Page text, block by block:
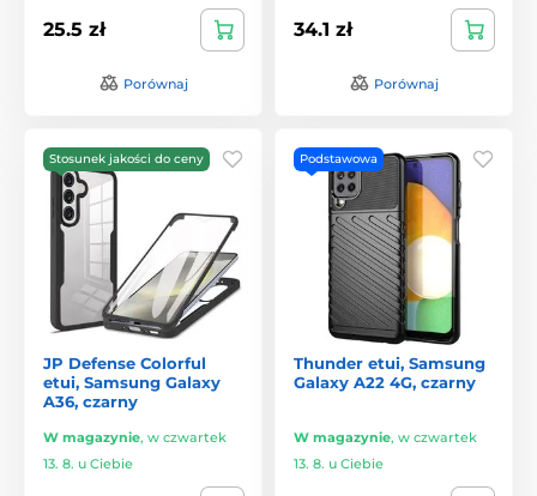
25.5 zł
Porównaj
34.1 zł
Porównaj
Stosunek jakości do ceny
JP Defense Colorful
etui, Samsung Galaxy
A36, czarny
W magazynie, w czwartek
13. 8. u Ciebie
Podstawowa
Thunder etui, Samsung
Galaxy A22 4G, czarny
W magazynie, w czwartek
13. 8. u Ciebie